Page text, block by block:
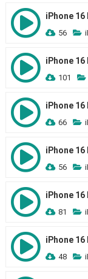
iPhone 16
56
iPhone
101
iPhone
66
iPhone
56
iPhone 16
81
iPhone 16
48